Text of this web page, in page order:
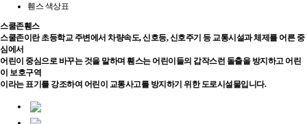
휀스 색상표
스쿨존휀스
스쿨존이란 초등학교 주변에서 차량속도, 신호등, 신호주기 등 교통시설과 체제를 어른 중
심에서
어린이 중심으로 바꾸는 것을 말하며 휀스는 어린이들의 갑작스런 돌출을 방지하고 어린
이 보호구역
이라는 표기를 강조하여 어린이 교통사고를 방지하기 위한 도로시설물입니다.